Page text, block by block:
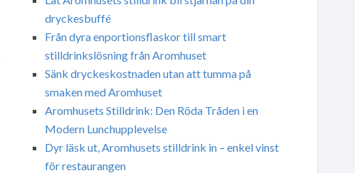
dryckesbuffé
Från dyra enportionsflaskor till smart
stilldrinkslösning från Aromhuset
Sänk dryckeskostnaden utan att tumma på
smaken med Aromhuset
Aromhusets Stilldrink: Den Röda Tråden i en
Modern Lunchupplevelse
Dyr läsk ut, Aromhusets stilldrink in – enkel vinst
för restaurangen